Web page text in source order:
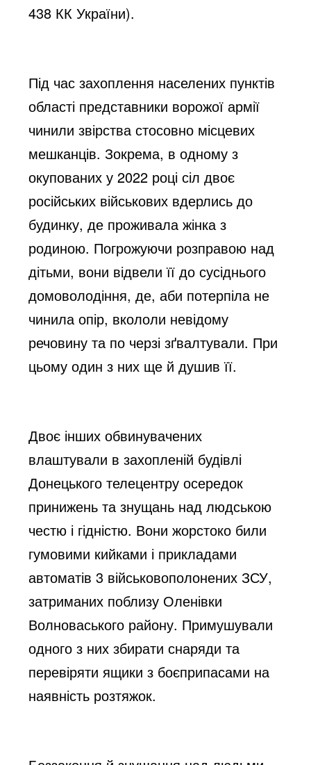
438 КК України).
Під час захоплення населених пунктів
області представники ворожої армії
чинили звірства стосовно місцевих
мешканців. Зокрема, в одному з
окупованих у 2022 році сіл двоє
російських військових вдерлись до
будинку, де проживала жінка з
родиною. Погрожуючи розправою над
дітьми, вони відвели її до сусіднього
домоволодіння, де, аби потерпіла не
чинила опір, вкололи невідому
речовину та по черзі зґвалтували. При
цьому один з них ще й душив її.
Двоє інших обвинувачених
влаштували в захопленій будівлі
Донецького телецентру осередок
принижень та знущань над людською
честю і гідністю. Вони жорстоко били
гумовими кийками і прикладами
автоматів 3 військовополонених ЗСУ,
затриманих поблизу Оленівки
Волноваського району. Примушували
одного з них збирати снаряди та
перевіряти ящики з боєприпасами на
наявність розтяжок.